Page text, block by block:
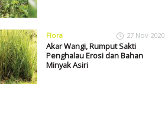
Flora 27 Nov 2020
Akar Wangi, Rumput Sakti
Penghalau Erosi dan Bahan
Minyak Asiri